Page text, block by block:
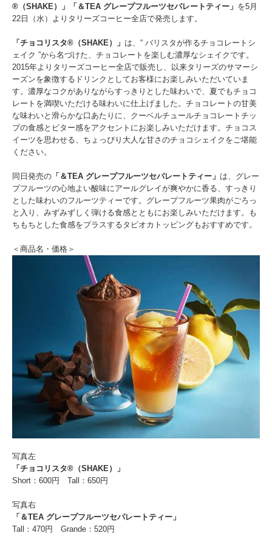
®（SHAKE）」「＆TEA グレープフルーツセパレートティー」 を5月
22日（水）よりタリーズコーヒー全店で発売します。
「チョコリスタ®（SHAKE）」 は、“ バリスタが作るチョコレートシ
ェイク ”から名づけた、チョコレートを楽しむ濃厚なシェイクです。
2015年よりタリーズコーヒー全店で販売し、以来タリーズのサマーシ
ーズンを象徴するドリンクとしてお客様にお楽しみいただいていま
す。濃厚なコクがありながらすっきりとした味わいで、夏でもチョコ
レートを満喫いただける味わいに仕上げました。チョコレートの甘美
な味わいと滑らかな口あたりに、クーベルチュールチョコレートチッ
プの食感とビター感をアクセントにお楽しみいただけます。チョコス
イーツを思わせる、ちょっぴり大人な甘さのチョコシェイクをご堪能
ください。
同日発売の 「＆TEA グレープフルーツセパレートティー」 は、グレー
プフルーツの心地よい酸味にアールグレイが爽やかに香る、すっきり
とした味わいのフルーツティーです。グレープフルーツ果肉がごろっ
と入り、みずみずしく弾ける食感とともにお楽しみいただけます。も
ちもちとした食感をプラスするタピオカトッピングもおすすめです。
＜商品名・価格＞
写真左
「チョコリスタ®（SHAKE）」
Short：600円 Tall：650円
写真右
「＆TEA グレープフルーツセパレートティー」
Tall：470円 Grande：520円